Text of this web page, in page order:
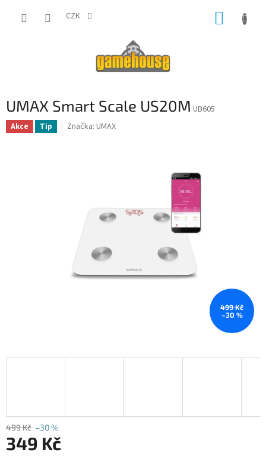
CZK
UMAX Smart Scale US20M UB605
Akce Tip Značka: UMAX
499 Kč
–30 %
499 Kč –30 %
349 Kč